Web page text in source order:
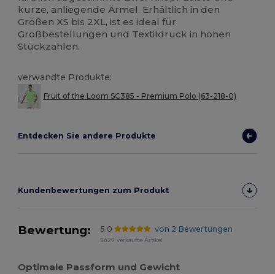
kurze, anliegende Ärmel. Erhältlich in den
Größen XS bis 2XL, ist es ideal für
Großbestellungen und Textildruck in hohen
Stückzahlen.
verwandte Produkte:
Fruit of the Loom SC385 - Premium Polo (63-218-0)
Entdecken Sie andere Produkte
Kundenbewertungen zum Produkt
Bewertung: 5.0 von 2 Bewertungen
1629 verkaufte Artikel
Optimale Passform und Gewicht